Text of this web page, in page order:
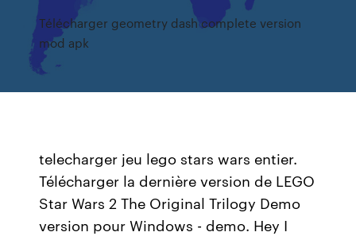
Télécharger geometry dash complete version
mod apk
telecharger jeu lego stars wars entier.
Télécharger la dernière version de LEGO
Star Wars 2 The Original Trilogy Demo
version pour Windows - demo. Hey I